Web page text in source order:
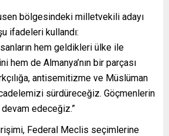
bölgesindeki milletvekili adayı
ifadeleri kullandı:
hem geldikleri ülke ile
hem de Almanya’nın bir parçası
antisemitizme ve Müslüman
sürdüreceğiz. Göçmenlerin
devam edeceğiz.”
Federal Meclis seçimlerine